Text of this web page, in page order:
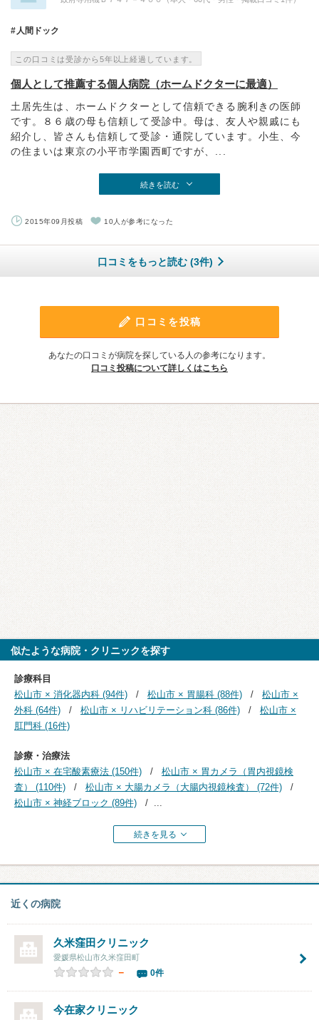
人間ドック
この口コミは受診から5年以上経過しています。
個人として推薦する個人病院（ホームドクターに最適）
土居先生は、ホームドクターとして信頼できる腕利きの医師
です。８６歳の母も信頼して受診中。母は、友人や親戚にも
紹介し、皆さんも信頼して受診・通院しています。小生、今
の住まいは東京の小平市学園西町ですが、...
続きを読む
2015年09月投稿 10人が参考になった
口コミをもっと読む (3件)
口コミを投稿
あなたの口コミが病院を探している人の参考になります。
口コミ投稿について詳しくはこちら
似たような病院・クリニックを探す
診療科目
松山市 × 消化器内科 (94件)
松山市 × 胃腸科 (88件)
松山市 ×
外科 (64件)
松山市 × リハビリテーション科 (86件)
松山市 ×
肛門科 (16件)
診療・治療法
松山市 × 在宅酸素療法 (150件)
松山市 × 胃カメラ（胃内視鏡検
査） (110件)
松山市 × 大腸カメラ（大腸内視鏡検査） (72件)
松山市 × 神経ブロック (89件)
...
続きを見る
近くの病院
久米窪田クリニック
愛媛県松山市久米窪田町
－ 0件
今在家クリニック